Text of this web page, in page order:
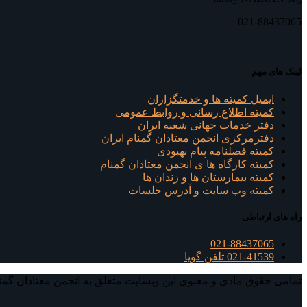
021-88437065
لینک های مهم
ایمیل کمیته ها و خدمتگزاران
کميته اطلاع رسانی و روابط عمومی
دفتر خدمات جهانی شعبه ايران
دفترمرکزی انجمن معتادان گمنام ایران
کمیته فصلنامه پیام بهبودی
کمیته کارگاه ها ی انجمن معتادان گمنام
کمیته بیمارستان ها و زندان ها
کمیته وب سایت و آدرس جلسات
راه های ارتباطی
021-88437065
021-41539 تلفن گویا
تمامی حقوق مادی و معنوی این وبسایت متعلق به انجمن معتادان